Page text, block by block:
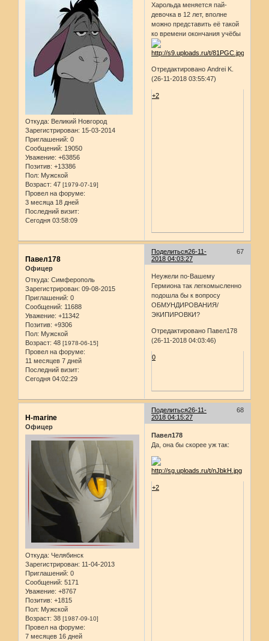
Откуда: Великий Новгород
Зарегистрирован: 15-03-2014
Приглашений: 0
Сообщений: 19050
Уважение: +63856
Позитив: +13386
Пол: Мужской
Возраст: 47 [1979-07-19]
Провел на форуме:
3 месяца 18 дней
Последний визит:
Сегодня 03:58:09
Харольда меняется пай-
девочка в 12 лет, вполне
можно представить её такой
ко времени окончания учёбы
Отредактировано Andrei K.
(26-11-2018 03:55:47)
+2
Поделиться 67
26-11-
2018 04:03:27
Павел178
Офицер
Откуда: Симферополь
Зарегистрирован: 09-08-2015
Приглашений: 0
Сообщений: 11688
Уважение: +11342
Позитив: +9306
Пол: Мужской
Возраст: 48 [1978-06-15]
Провел на форуме:
11 месяцев 7 дней
Последний визит:
Сегодня 04:02:29
Неужели по-Вашему
Гермиона так легкомысленно
подошла бы к вопросу
ОБМУНДИРОВАНИЯ/
ЭКИПИРОВКИ?
Отредактировано Павел178
(26-11-2018 04:03:46)
0
Поделиться 68
26-11-
2018 04:15:27
H-marine
Офицер
Откуда: Челябинск
Зарегистрирован: 11-04-2013
Приглашений: 0
Сообщений: 5171
Уважение: +8767
Позитив: +1815
Пол: Мужской
Возраст: 38 [1987-09-10]
Провел на форуме:
7 месяцев 16 дней
Павел178
Да, она бы скорее уж так:
+2